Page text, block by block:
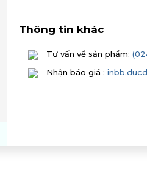
Thông tin khác
Tư vấn về sản phẩm:
Nhận báo giá :